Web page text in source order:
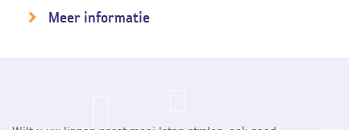
Meer informatie